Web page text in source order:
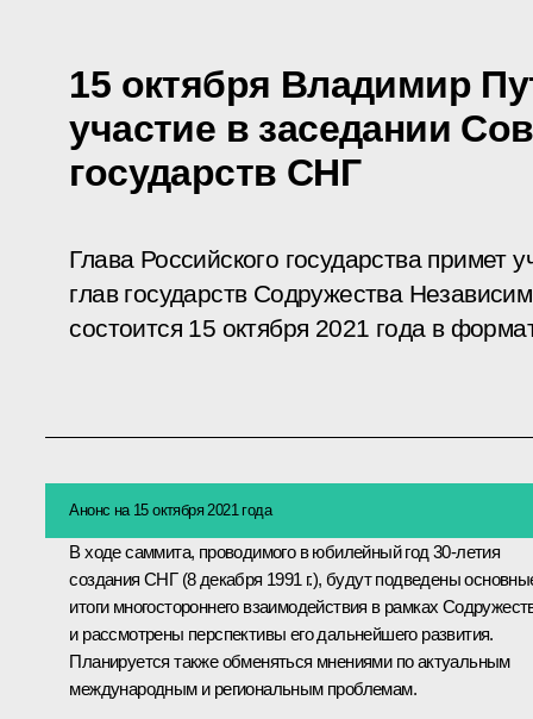
15 октября Владимир
участие в заседании
государств СНГ
Глава Российского государства примет
глав государств Содружества
состоится 15 октября 2021 года в
Анонс на 15 октября 2021 года
В ходе саммита, проводимого в юбилейный год 30-летия
создания СНГ (8 декабря 1991 г.), будут подведены
итоги многостороннего взаимодействия в рамках
и рассмотрены перспективы его дальнейшего развития.
Планируется также обменяться мнениями по актуальным
международным и региональным проблемам.